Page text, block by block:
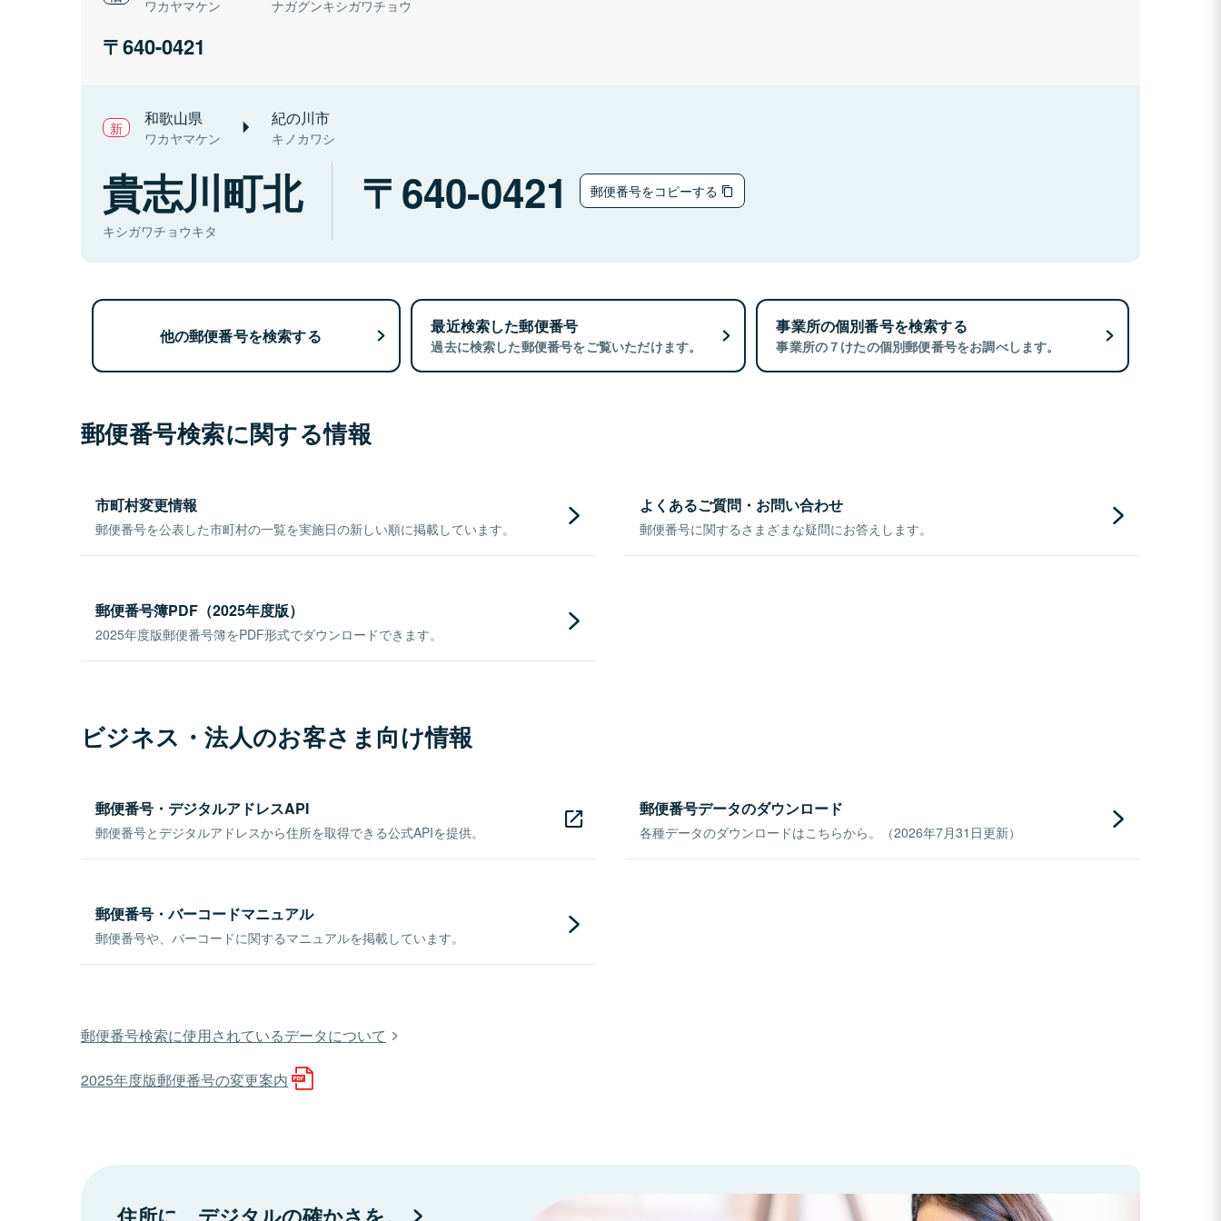
ワカヤマケン ナガグンキシガワチョウ
640-0421
和歌山県
ワカヤマケン
紀の川市
キノカワシ
貴志川町北
キシガワチョウキタ
640-0421 郵便番号をコピーする
他の郵便番号を検索する 最近検索した郵便番号
過去に検索した郵便番号をご覧いただけます。
事業所の個別番号を検索する
事業所の７けたの個別郵便番号をお調べします。
郵便番号検索に関する情報
市町村変更情報
郵便番号を公表した市町村の一覧を実施日の新しい順に掲載しています。
よくあるご質問・お問い合わせ
郵便番号に関するさまざまな疑問にお答えします。
郵便番号簿PDF（2025年度版）
2025年度版郵便番号簿をPDF形式でダウンロードできます。
ビジネス・法人のお客さま向け情報
郵便番号・デジタルアドレスAPI
郵便番号とデジタルアドレスから住所を取得できる公式APIを提供。
郵便番号データのダウンロード
各種データのダウンロードはこちらから。（2026年7月31日更新）
郵便番号・バーコードマニュアル
郵便番号や、バーコードに関するマニュアルを掲載しています。
郵便番号検索に使用されているデータについて
2025年度版郵便番号の変更案内